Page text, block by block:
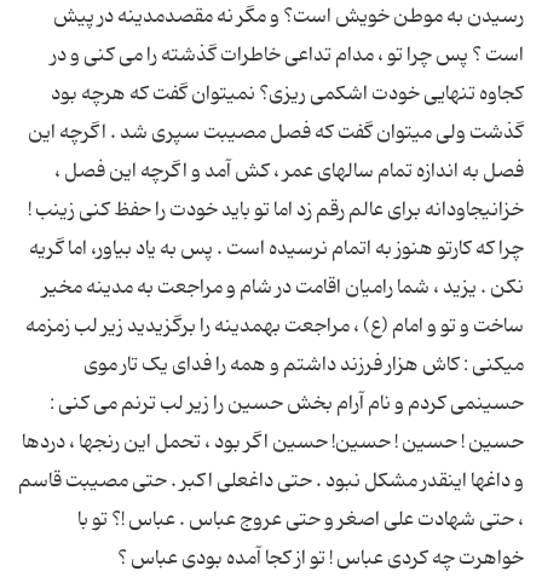
رسیدن به موطن خویش است؟ و مگر نه مقصدمدینه در پیش
است ؟ پس چرا تو ، مدام تداعی خاطرات گذشته را می کنی و در
کجاوه تنهایی خودت اشکمی ریزی؟ نمیتوان گفت که هرچه بود
گذشت ولی میتوان گفت که فصل مصیبت سپری شد . اگرچه این
فصل به اندازه تمام سالهای عمر ، کش آمد و اگرچه این فصل ،
خزانیجاودانه برای عالم رقم زد اما تو باید خودت را حفظ کنی زینب !
چرا که کارتو هنوز به اتمام نرسیده است . پس به یاد بیاور، اما گریه
نکن . یزید ، شما رامیان اقامت در شام و مراجعت به مدینه مخیر
ساخت و تو و امام (ع) ، مراجعت بهمدینه را برگزیدید زیر لب زمزمه
میکنی : کاش هزار فرزند داشتم و همه را فدای یک تار موی
حسینمی کردم و نام آرام بخش حسین را زیر لب ترنم می کنی :
حسین ! حسین ! حسین! حسین اگر بود ، تحمل این رنجها ، دردها
و داغها اینقدر مشکل نبود . حتی داغعلی اکبر . حتی مصیبت قاسم
، حتی شهادت علی اصغر و حتی عروج عباس . عباس !؟ تو با
خواهرت چه کردی عباس ! تو از کجا آمده بودی عباس ؟